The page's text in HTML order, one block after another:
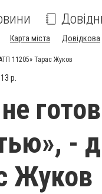
Карта міста Довідкова
11205» Тарас Жуков
р.
-
Жуков